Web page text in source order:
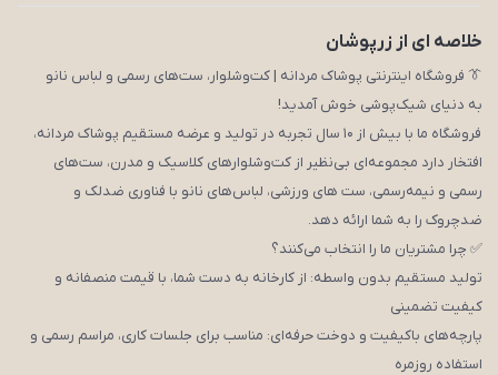
خلاصه ای از زرپوشان
👔 فروشگاه اینترنتی پوشاک مردانه | کت‌وشلوار، ست‌های رسمی و لباس نانو
به دنیای شیک‌پوشی خوش آمدید!
فروشگاه ما با بیش از ۱۰ سال تجربه در تولید و عرضه مستقیم پوشاک مردانه،
افتخار دارد مجموعه‌ای بی‌نظیر از کت‌وشلوارهای کلاسیک و مدرن، ست‌های
رسمی و نیمه‌رسمی، ست های ورزشی، لباس‌های نانو با فناوری ضدلک و
ضدچروک را به شما ارائه دهد.
✅ چرا مشتریان ما را انتخاب می‌کنند؟
تولید مستقیم بدون واسطه: از کارخانه به دست شما، با قیمت منصفانه و
کیفیت تضمینی
پارچه‌های باکیفیت و دوخت حرفه‌ای: مناسب برای جلسات کاری، مراسم رسمی و
استفاده روزمره